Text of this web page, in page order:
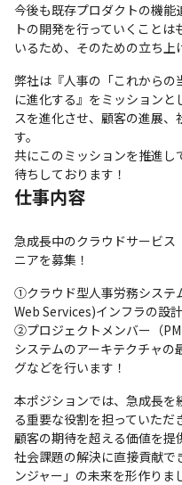
今後も既存プロダクトの機能
トの開発を行っていくこと
いるため、そのための立ち上
弊社は『人事の「これからの
に進化する』をミッション
スを進化させ、顧客の進展
す。
共にこのミッションを推進
待ちしております！
仕事内容
急成長中のクラウドサービス
ニアを募集！
①クラウド型人事労務システ
Web Services)インフラの設
②プロジェクトメンバー（PM
システムのアーキテクチャ
グなどを行います！
本ポジションでは、急成長を
る重要な役割を担っていただ
顧客の期待を超える価値を提
社会課題の解決に直接貢献で
ンジャー」の未来を形作りま